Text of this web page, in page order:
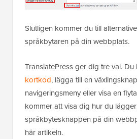
Slutligen kommer du till
språkbytaren på din webbplats.
TranslatePress ger dig tre val. Du
kortkod, lägga till en
navigeringsmeny eller visa en
kommer att visa dig hur du
språkbytesknappen på din
här artikeln.